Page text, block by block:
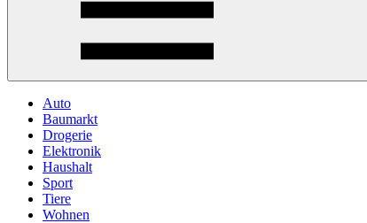
Menü
Auto
Baumarkt
Drogerie
Elektronik
Haushalt
Sport
Tiere
Wohnen